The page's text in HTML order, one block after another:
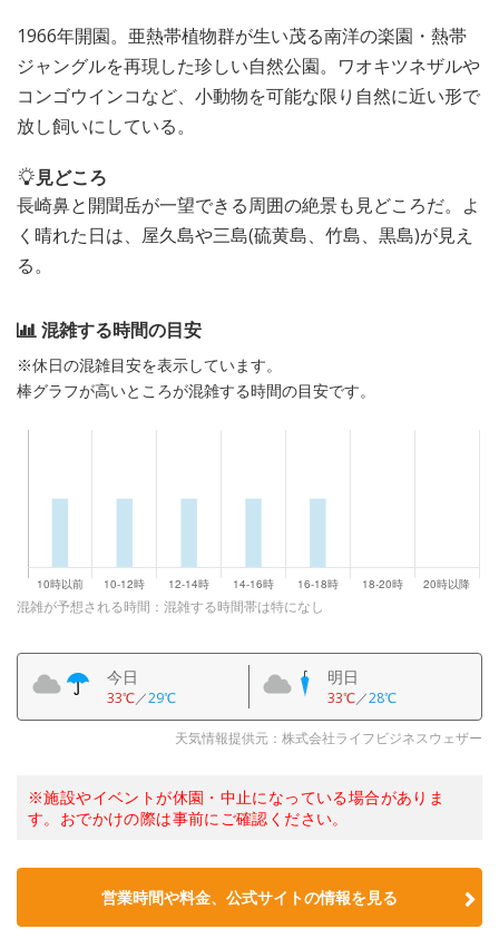
1966年開園。亜熱帯植物群が生い茂る南洋の楽園・熱帯
ジャングルを再現した珍しい自然公園。ワオキツネザルや
コンゴウインコなど、小動物を可能な限り自然に近い形で
放し飼いにしている。
見どころ
長崎鼻と開聞岳が一望できる周囲の絶景も見どころだ。よ
く晴れた日は、屋久島や三島(硫黄島、竹島、黒島)が見え
る。
混雑する時間の目安
※休日の混雑目安を表示しています。
棒グラフが高いところが混雑する時間の目安です。
混雑が予想される時間：混雑する時間帯は特になし
今日
33℃／29℃
明日
33℃／28℃
天気情報提供元：株式会社ライフビジネスウェザー
※施設やイベントが休園・中止になっている場合がありま
す。おでかけの際は事前にご確認ください。
営業時間や料金、公式サイトの情報を見る